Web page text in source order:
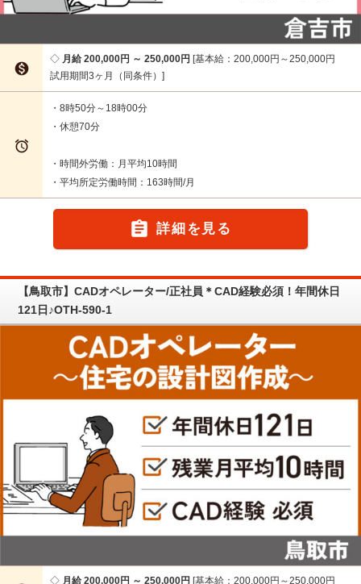

月給 200,000円 ～ 250,000円 基本給：200,000円～250,000円
試用期間3ヶ月（同条件）

・8時50分～18時00分
・休憩70分
・時間外労働：月平均10時間
・平均所定労働時間：163時間/月
 詳細を見る
【鳥取市】CADオペレーター/正社員＊CAD経験必須！年間休日
121日♪OTH-590-1
月給 200,000円 ～ 250,000円 基本給：200,000円～250,000円